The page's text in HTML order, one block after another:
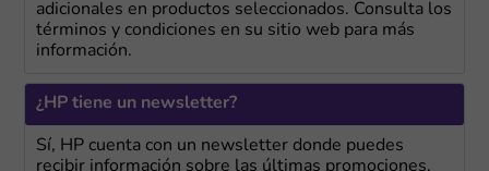
adicionales en productos seleccionados. Consulta los
términos y condiciones en su sitio web para más
información.
¿HP tiene un newsletter?
Sí, HP cuenta con un newsletter donde puedes
recibir información sobre las últimas promociones,